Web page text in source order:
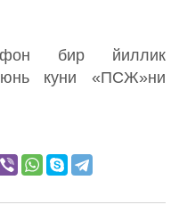
бир йиллик
куни «ПСЖ»ни